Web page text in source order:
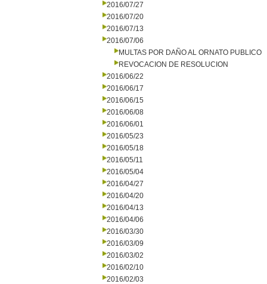
2016/07/27
2016/07/20
2016/07/13
2016/07/06
MULTAS POR DAÑO AL ORNATO PUBLICO
REVOCACION DE RESOLUCION
2016/06/22
2016/06/17
2016/06/15
2016/06/08
2016/06/01
2016/05/23
2016/05/18
2016/05/11
2016/05/04
2016/04/27
2016/04/20
2016/04/13
2016/04/06
2016/03/30
2016/03/09
2016/03/02
2016/02/10
2016/02/03